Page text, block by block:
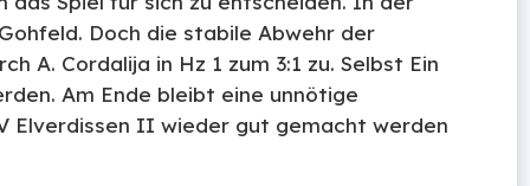
Doch die stabile Abwehr der
A. Cordalija in Hz 1 zum 3:1 zu. Selbst Ein
Am Ende bleibt eine unnötige
Elverdissen II wieder gut gemacht werden